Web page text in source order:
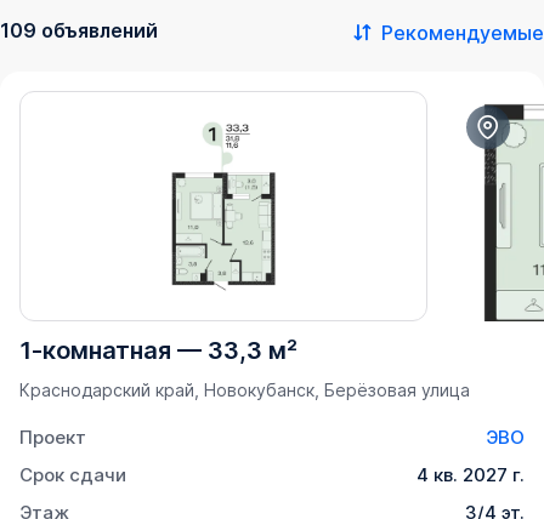
109 объявлений Рекомендуемые
1-комнатная — 33,3 м²
Краснодарский край, Новокубанск, Берёзовая улица
Проект
ЭВО
Срок сдачи
4 кв. 2027 г.
Этаж
3/4 эт.